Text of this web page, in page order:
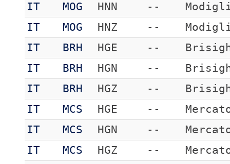
IT
MOG HNN --
IT
MOG HNZ --
IT
BRH HGE --
IT
BRH HGN --
IT
BRH HGZ --
IT
MCS HGE --
IT
MCS HGN --
IT
MCS HGZ --